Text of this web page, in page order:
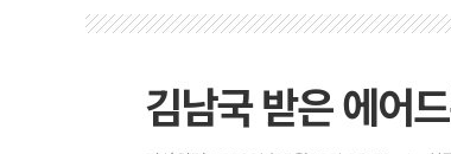
김남국 받은 에어